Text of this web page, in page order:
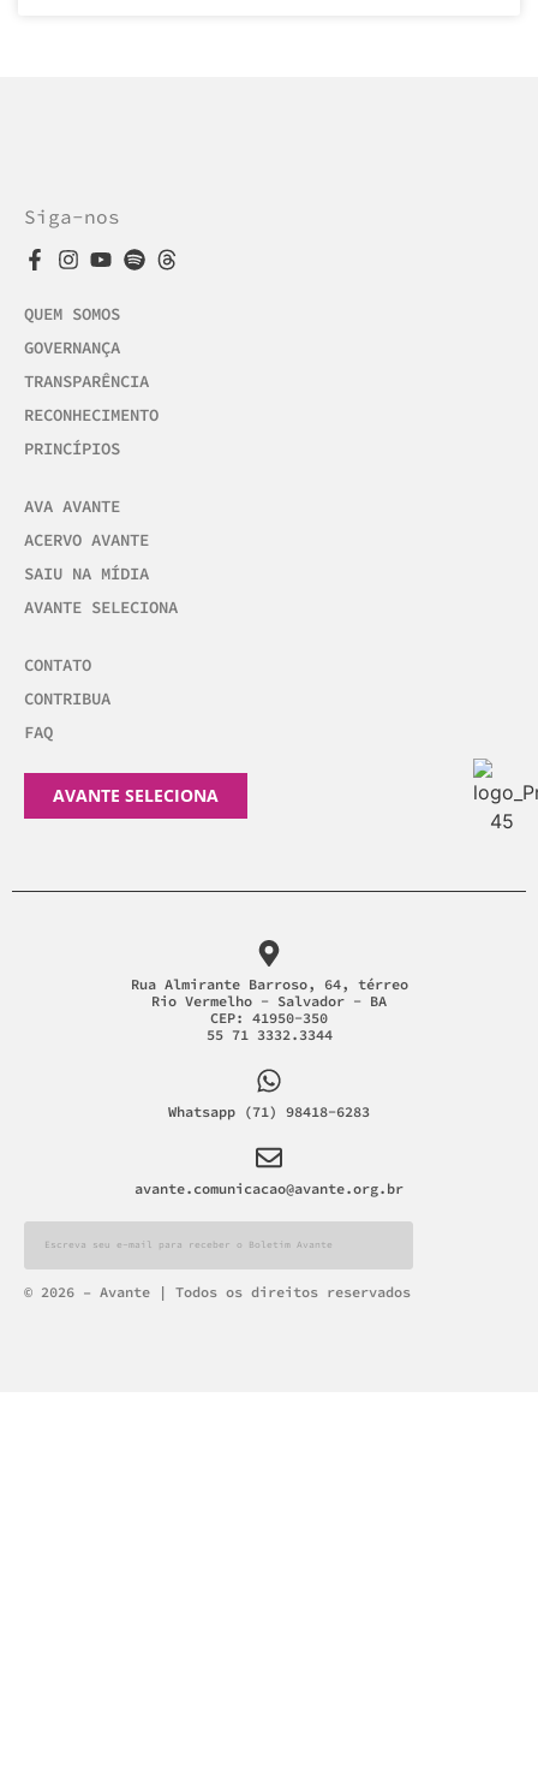
Siga-nos
QUEM SOMOS
GOVERNANÇA
TRANSPARÊNCIA
RECONHECIMENTO
PRINCÍPIOS
AVA AVANTE
ACERVO AVANTE
SAIU NA MÍDIA
AVANTE SELECIONA
CONTATO
CONTRIBUA
FAQ
AVANTE SELECIONA
Rua Almirante Barroso, 64, térreo
Rio Vermelho - Salvador - BA
CEP: 41950-350
55 71 3332.3344
Whatsapp (71) 98418-6283
avante.comunicacao@avante.org.br
Alternative:
© 2026 – Avante | Todos os direitos reservados